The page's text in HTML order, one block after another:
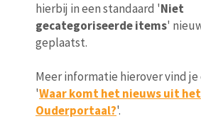
hierbij in een standaard 'Niet
gecategoriseerde items'
geplaatst.
Meer informatie hierover vind je
'Waar komt het nieuws uit het
Ouderportaal?'.